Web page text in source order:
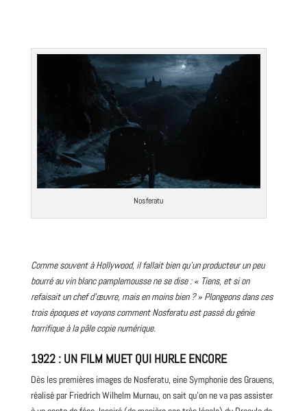
Nosferatu
Comme souvent à Hollywood, il fallait bien qu’unproducteurun peu
bourré au vin blanc pamplemousse ne se dise : « Tiens, et si on
refaisait un chef d’œuvre, mais en moins bien ? » Plongeons dans ces
trois époques et voyons comment Nosferatu est passé du génie
horrifique à la pâle copie numérique.
1922 : UN FILM MUET QUI HURLE ENCORE
Dès les premières images de Nosferatu, eine Symphonie des Grauens,
réalisé par Friedrich Wilhelm Murnau, on sait qu’on ne va pas assister